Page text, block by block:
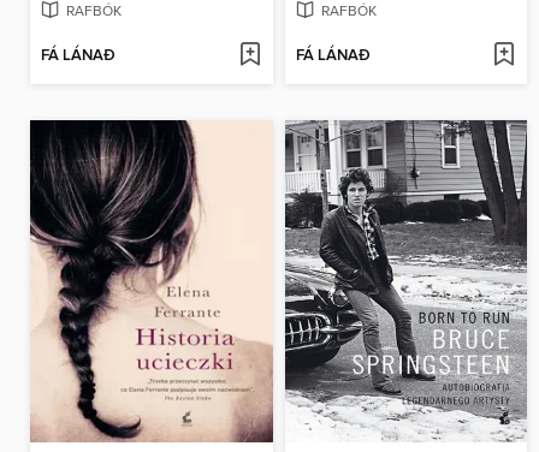
RAFBÓK
FÁ LÁNAÐ
RAFBÓK
FÁ LÁNAÐ